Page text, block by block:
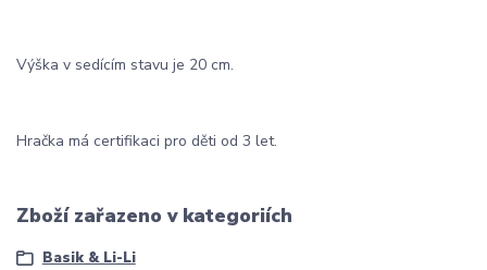
Výška v sedícím stavu je 20 cm.
Hračka má certifikaci pro děti od 3 let.
Zboží zařazeno v kategoriích
Basik & Li-Li